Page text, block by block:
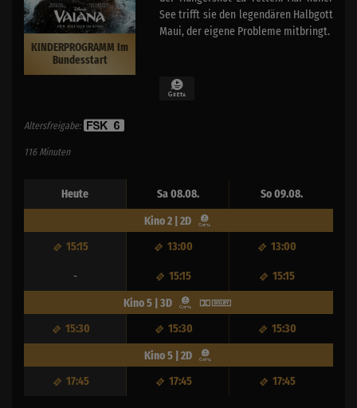
KINDERPROGRAMM Im
Bundesstart
See trifft sie den legendären Halbgott
Maui, der eigene Probleme mitbringt.
Altersfreigabe:
116 Minuten
Heute Sa 08.08. So 09.08.
15:15 13:00 13:00
- 15:15 15:15
15:30 15:30 15:30
17:45 17:45 17:45
Kino 2 | 2D
Kino 5 | 3D
Kino 5 | 2D